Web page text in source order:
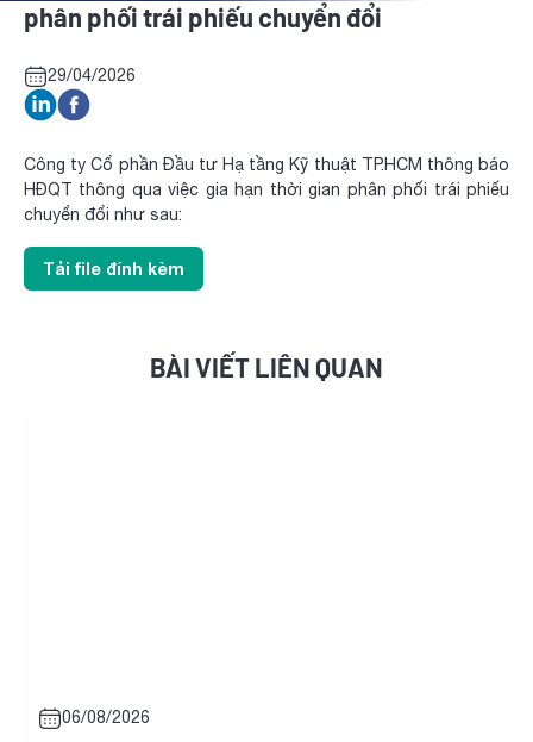
phân phối trái phiếu chuyển đổi
29/04/2026
Công ty Cổ phần Đầu tư Hạ tầng Kỹ thuật TP.HCM thông báo
HĐQT thông qua việc gia hạn thời gian phân phối trái phiếu
chuyển đổi như sau:
Tải file đính kèm
BÀI VIẾT LIÊN QUAN
06/08/2026